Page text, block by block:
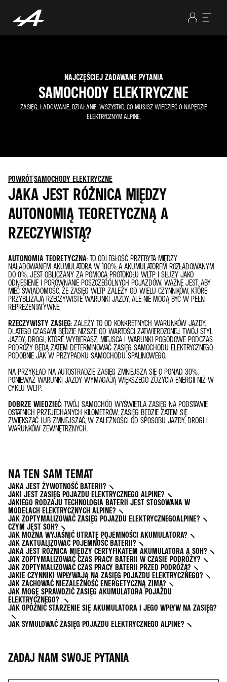
NAJCZĘŚCIEJ ZADAWANE PYTANIA
SAMOCHODY ELEKTRYCZNE
ZASIĘG, ŁADOWANIE, DZIAŁANIE: WSZYSTKO, CO MUSISZ WIEDZIEĆ O NAPĘDZIE
ELEKTRYCZNYM ALPINE.
POWRÓTSAMOCHODY ELEKTRYCZNE
JAKA JEST RÓŻNICA MIĘDZY
AUTONOMIĄ TEORETYCZNĄ A
RZECZYWISTĄ?
AUTONOMIA TEORETYCZNA: TO ODLEGŁOŚĆ PRZEBYTA MIĘDZY
NAŁADOWANIEM AKUMULATORA W 100% A AKUMULATOREM ROZŁADOWANYM
DO 0%. JEST OBLICZANY ZA POMOCĄ PROTOKOŁU WLTP I SŁUŻY JAKO
ODNIESIENIE I PORÓWNANIE POSZCZEGÓLNYCH POJAZDÓW. WAŻNE JEST, ABY
MIEĆ ŚWIADOMOŚĆ, ŻE ZASIĘG WLTP ZALEŻY OD WIELU CZYNNIKÓW, KTÓRE
PRZYBLIŻAJĄ RZECZYWISTE WARUNKI JAZDY, ALE NIE MOGĄ BYĆ W PEŁNI
REPREZENTATYWNE.
RZECZYWISTY ZASIĘG: ZALEŻY TO OD KONKRETNYCH WARUNKÓW JAZDY,
DLATEGO CZASAMI BĘDZIE NIŻSZE OD WARTOŚCI ZATWIERDZONEJ. TWÓJ STYL
JAZDY, DROGI, KTÓRE WYBIERASZ, MIEJSCA I WARUNKI POGODOWE PODCZAS
PODRÓŻY BĘDĄ ZATEM DETERMINOWAĆ ZASIĘG SAMOCHODU ELEKTRYCZNEGO,
PODOBNIE JAK W PRZYPADKU SAMOCHODU SPALINOWEGO.
NA PRZYKŁAD NA AUTOSTRADZIE ZASIĘG ZMNIEJSZA SIĘ O PONAD 30%,
PONIEWAŻ WARUNKI JAZDY WYMAGAJĄ WIĘKSZEGO ZUŻYCIA ENERGII NIŻ W
CYKLU WLTP.
DOBRZE WIEDZIEĆ: TWÓJ SAMOCHÓD WYŚWIETLA ZASIĘG NA PODSTAWIE
OSTATNICH PRZEJECHANYCH KILOMETRÓW. ZASIĘG BĘDZIE ZATEM SIĘ
ZWIĘKSZAĆ LUB ZMNIEJSZAĆ, W ZALEŻNOŚCI OD SPOSOBU JAZDY, DROGI I
WARUNKÓW ZEWNĘTRZNYCH.
NA TEN SAM TEMAT
JAKA JEST ŻYWOTNOŚĆ BATERII?
JAKI JEST ZASIĘG POJAZDU ELEKTRYCZNEGO ALPINE?
JAKIEGO RODZAJU TECHNOLOGIA BATERII JEST STOSOWANA W
MODELACH ELEKTRYCZNYCH ALPINE?
JAK ZOPTYMALIZOWAĆ ZASIĘG POJAZDU ELEKTRYCZNEGOALPINE?
CZYM JEST SOH?
JAK MOŻNA WYJAŚNIĆ UTRATĘ POJEMNOŚCI AKUMULATORA?
JAK ZAKTUALIZOWAĆ POJEMNOŚĆ BATERII?
JAKA JEST RÓŻNICA MIĘDZY CERTYFIKATEM AKUMULATORA A SOH?
JAK ZOPTYMALIZOWAĆ CZAS PRACY BATERII W CZASIE PODRÓŻY?
JAK ZOPTYMALIZOWAĆ CZAS PRACY BATERII PRZED PODRÓŻĄ?
JAKIE CZYNNIKI WPŁYWAJĄ NA ZASIĘG POJAZDU ELEKTRYCZNEGO?
JAK ZACHOWAĆ NIEZALEŻNOŚĆ ENERGETYCZNĄ ZIMĄ?
JAK MOGĘ SPRAWDZIĆ ZASIĘG AKUMULATORA POJAZDU
ELEKTRYCZNEGO?
JAK OPÓŹNIĆ STARZENIE SIĘ AKUMULATORA I JEGO WPŁYW NA ZASIĘG?
JAK SYMULOWAĆ ZASIĘG POJAZDU ELEKTRYCZNEGO ALPINE?
ZADAJ NAM SWOJE PYTANIA